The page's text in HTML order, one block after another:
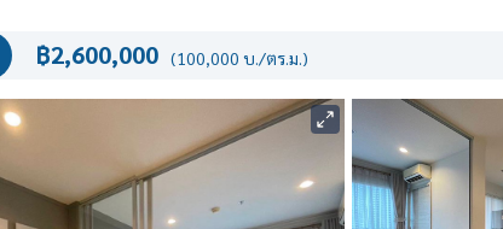
฿2,600,000 (100,000 บ./ตร.ม.)